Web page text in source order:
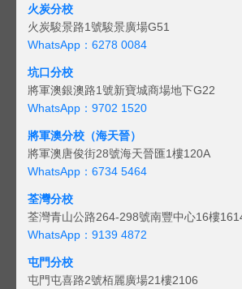
火炭分校
火炭駿景路1號駿景廣場G51
WhatsApp：6278 0084
坑口分校
將軍澳銀澳路1號新寶城商場地下G22
WhatsApp：9702 1520
將軍澳分校（海天晉）
將軍澳唐俊街28號海天晉匯1樓120A
WhatsApp：6734 5464
荃灣分校
荃灣青山公路264-298號南豐中心16樓
WhatsApp：9139 4872
屯門分校
屯門屯喜路2號栢麗廣場21樓2106